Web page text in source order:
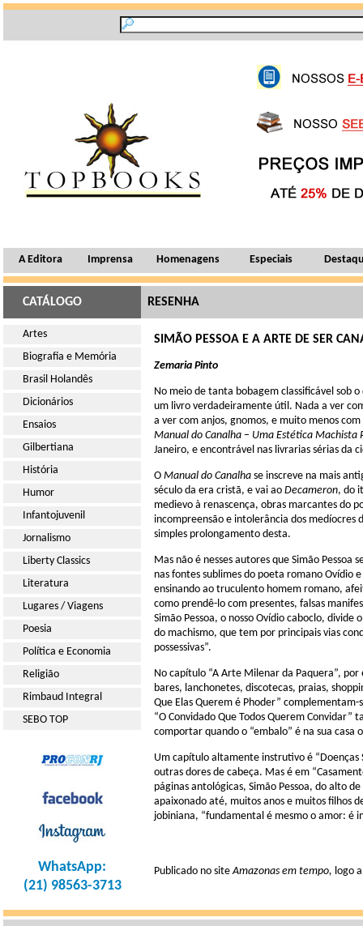
A Editora Imprensa Homenagens Especiais
CATÁLOGO RESENHA
Artes
Biografia e Memória
Brasil Holandês
Dicionários
Ensaios
Gilbertiana
História
Humor
Infantojuvenil
Jornalismo
Liberty Classics
Literatura
Lugares / Viagens
Poesia
Política e Economia
Religião
Rimbaud Integral
SEBO TOP
WhatsApp:
(21) 98563-3713
SIMÃO PESSOA E A ARTE DE SER
Zemaria Pinto
No meio de tanta bobagem classificável sob
um livro verdadeiramente útil. Nada a ver
a ver com anjos, gnomos, e muito menos
Manual do Canalha − Uma Estética Machista
Janeiro, e encontrável nas livrarias sérias da
O Manual do Canalha se inscreve na mais
século da era cristã, e vai ao Decameron, do
medievo à renascença, obras marcantes do
incompreensão e intolerância dos
simples prolongamento desta.
Mas não é nesses autores que Simão Pessoa
nas fontes sublimes do poeta romano Ovídio
ensinando ao truculento homem romano,
como prendê-lo com presentes, falsas
Simão Pessoa, o nosso Ovídio caboclo, divide
do machismo, que tem por principais vias
possessivas”.
No capítulo “A Arte Milenar da Paquera”,
bares, lanchonetes, discotecas, praias,
Que Elas Querem é Phoder”
“O Convidado Que Todos Querem
comportar quando o “embalo” é na sua casa
Um capítulo altamente instrutivo é “Doenças
outras dores de cabeça. Mas é em
páginas antológicas, Simão Pessoa, do alto
apaixonado até, muitos anos e muitos filhos
jobiniana, “fundamental é mesmo o amor: é
Publicado no siteAmazonas em tempo, logo